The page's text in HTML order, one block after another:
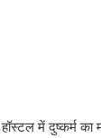
में दुष्कर्म